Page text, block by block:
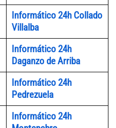
Informático 24h Collado
Villalba
Informático 24h
Daganzo de Arriba
Informático 24h
Pedrezuela
Informático 24h